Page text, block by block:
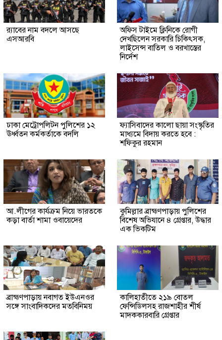
র‍্যাবের নাম বদলে আসছে
এসআরবি
অফিস টাইমে ক্লিনিকে রোগী
দেখছিলেন সরকারি চিকিৎসক,
লাইসেন্স বাতিল ও বরখাস্তের
নির্দেশ
ঢাকা মেট্রোপলিটন পুলিশের ১২
ঊর্ধ্বতন কর্মকর্তাকে বদলি
ফ্যাসিবাদের কালো ছায়া সংস্কৃতির
মাধ্যমে বিদায় করতে হবে :
শফিকুর রহমান
আ.লীগের কার্যক্রম নিয়ে ভারতকে
কড়া বার্তা শামা ওবায়েদের
কুমিল্লার ব্রাহ্মণপাড়ায় পুলিশের
বিশেষ অভিযানে ৪ গ্রেপ্তার, উদ্ধার
এক ভিকটিম
ব্রাহ্মণপাড়ায় নবাগত ইউএনওর
সঙ্গে সাংবাদিকদের মতবিনিময়
কালিহাতীতে ২১৯ বোতল
ফেন্সিডিলসহ রাজশাহীর শীর্ষ
মাদককারবারি গ্রেপ্তার